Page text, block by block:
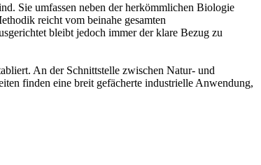
Sie umfassen neben der herkömmlichen Biologie
reicht vom beinahe gesamten
bleibt jedoch immer der klare Bezug zu
An der Schnittstelle zwischen Natur- und
finden eine breit gefächerte industrielle Anwendung,